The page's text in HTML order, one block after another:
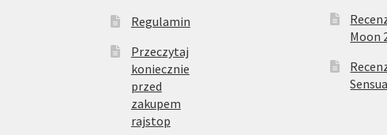
Regulamin
Przeczytaj
koniecznie
przed
zakupem
rajstop
Moon